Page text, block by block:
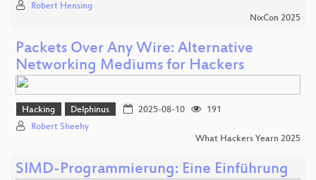
Robert Hensing
NixCon 2025
Packets Over Any Wire: Alternative
Networking Mediums for Hackers
Hacking Delphinus 2025-08-10
191
Robert Sheehy
What Hackers Yearn 2025
SIMD-Programmierung: Eine Einführung